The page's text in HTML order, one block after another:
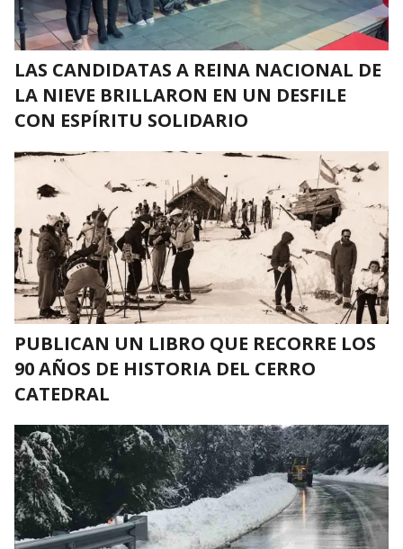
LAS CANDIDATAS A REINA NACIONAL DE
LA NIEVE BRILLARON EN UN DESFILE
CON ESPÍRITU SOLIDARIO
PUBLICAN UN LIBRO QUE RECORRE LOS
90 AÑOS DE HISTORIA DEL CERRO
CATEDRAL